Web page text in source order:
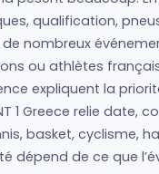
qualification,
nombreux
ou athlètes
expliquent la
1 Greece relie
basket, cyclisme,
dépend de ce que